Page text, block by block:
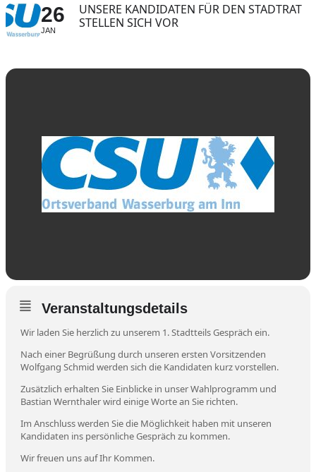
26
JAN
UNSERE KANDIDATEN FÜR DEN STADTRAT
STELLEN SICH VOR
Veranstaltungsdetails
Wir laden Sie herzlich zu unserem 1. Stadtteils Gespräch ein.
Nach einer Begrüßung durch unseren ersten Vorsitzenden
Wolfgang Schmid werden sich die Kandidaten kurz vorstellen.
Zusätzlich erhalten Sie Einblicke in unser Wahlprogramm und
Bastian Wernthaler wird einige Worte an Sie richten.
Im Anschluss werden Sie die Möglichkeit haben mit unseren
Kandidaten ins persönliche Gespräch zu kommen.
Wir freuen uns auf Ihr Kommen.